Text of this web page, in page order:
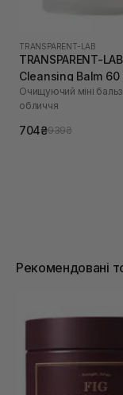
TRANSPARENT-LAB
TRANSPARENT-LAB
Cleansing Balm 60
Очищуючий міні
обличчя
704₴939₴
Рекомендовані